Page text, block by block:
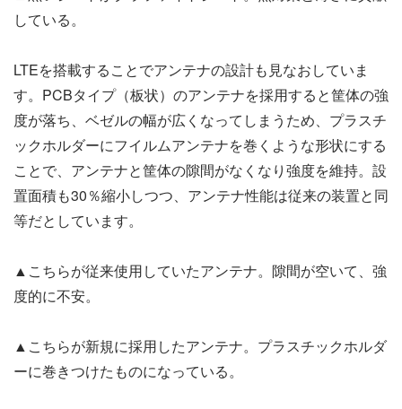
している。
LTEを搭載することでアンテナの設計も見なおしていま
す。PCBタイプ（板状）のアンテナを採用すると筐体の強
度が落ち、ベゼルの幅が広くなってしまうため、プラスチ
ックホルダーにフイルムアンテナを巻くような形状にする
ことで、アンテナと筐体の隙間がなくなり強度を維持。設
置面積も30％縮小しつつ、アンテナ性能は従来の装置と同
等だとしています。
▲こちらが従来使用していたアンテナ。隙間が空いて、強
度的に不安。
▲こちらが新規に採用したアンテナ。プラスチックホルダ
ーに巻きつけたものになっている。